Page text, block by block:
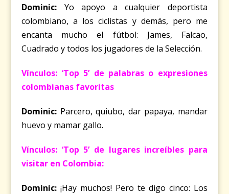
Dominic:
Yo apoyo a cualquier deportista
colombiano, a los ciclistas y demás, pero me
encanta mucho el fútbol: James, Falcao,
Cuadrado y todos los jugadores de la Selección.
Vínculos: ‘Top 5’ de palabras o expresiones
colombianas favoritas
Dominic: Parcero, quiubo, dar papaya, mandar
huevo y mamar gallo.
Vínculos: ‘Top 5’ de lugares increíbles para
visitar en Colombia:
Dominic: ¡Hay muchos! Pero te digo cinco: Los